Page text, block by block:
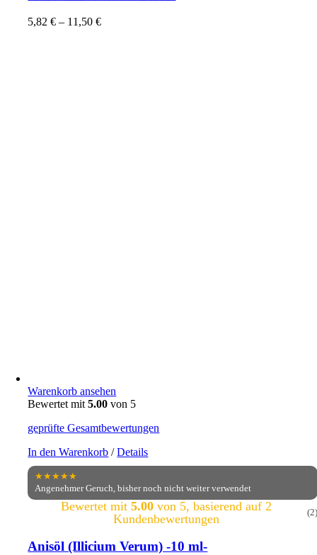
5,82€ – 11,50€
Warenkorb ansehen
Bewertet mit5.00 von 5
geprüfte Gesamtbewertungen
In den Warenkorb / Details
★★★★★
Angenehmer Geruch, bisher noch nicht weiter verwendet
Bewertet mit 5.00von 5, basierend auf 2
Kundenbewertungen
(2)
Anisöl (Illicium Verum) -10 ml-